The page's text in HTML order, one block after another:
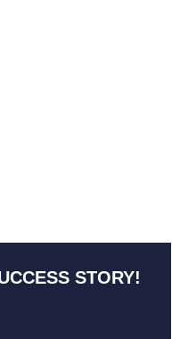
STORY!